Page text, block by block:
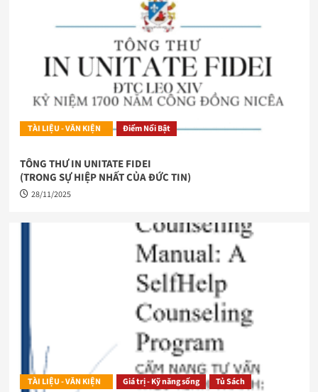
TÀI LIỆU - VĂN KIỆN Điểm Nổi Bật
TÔNG THƯ IN UNITATE FIDEI
(TRONG SỰ HIỆP NHẤT CỦA ĐỨC TIN)
28/11/2025
TÀI LIỆU - VĂN KIỆN Giá trị - Kỹ năng sống Tủ Sách